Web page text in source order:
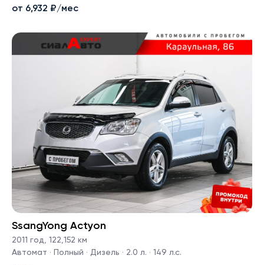
от 6,932 ₽/мес
SsangYong Actyon
2011 год, 122,152 км
Автомат · Полный · Дизель · 2.0 л. · 149 л.с.